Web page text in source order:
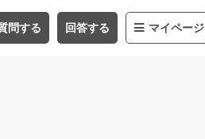
問する 回答する マイページ